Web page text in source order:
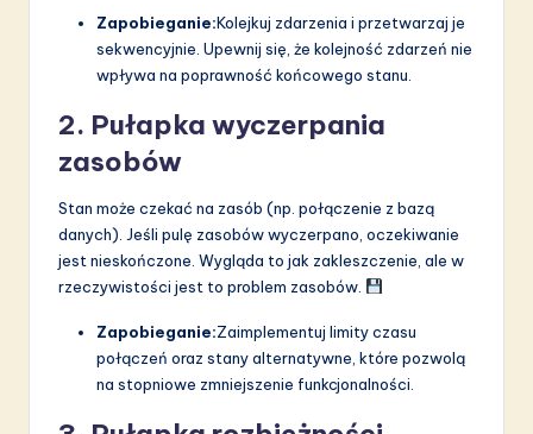
Zapobieganie:Kolejkuj zdarzenia i przetwarzaj je
sekwencyjnie. Upewnij się, że kolejność zdarzeń nie
wpływa na poprawność końcowego stanu.
2. Pułapka wyczerpania
zasobów
Stan może czekać na zasób (np. połączenie z bazą
danych). Jeśli pulę zasobów wyczerpano, oczekiwanie
jest nieskończone. Wygląda to jak zakleszczenie, ale w
rzeczywistości jest to problem zasobów.
Zapobieganie:Zaimplementuj limity czasu
połączeń oraz stany alternatywne, które pozwolą
na stopniowe zmniejszenie funkcjonalności.